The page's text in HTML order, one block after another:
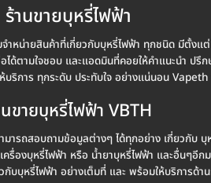
ร้านขายบุหรี่ไฟฟ้า
ำหน่ายสินค้าที่เกี่ยวกับบุหรี่ไฟฟ้า ทุกชนิด มีตั้
ตามใจชอบ และแอดมินที่คอยให้คำแนะนำ ปรึ
บริการ ทุกระดับ ประทับใจ อย่างแน่นอน
ขายบุหรี่ไฟฟ้า VBTH
ารถสอบถามข้อมูลต่างๆ ได้ทุกอย่าง เกี่ยวกั
ครื่องบุหรี่ไฟฟ้า หรือ น้ำยาบุหรี่ไฟฟ้า และอื่นๆ
บบุหรี่ไฟฟ้า อย่างเต็มที่ และ พร้อมให้บริการด้า